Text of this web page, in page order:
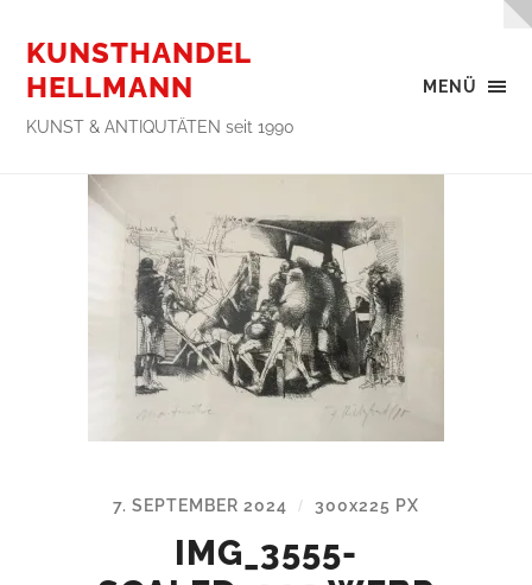
MENÜ
KUNSTHANDEL
HELLMANN
KUNST & ANTIQUTÄTEN seit 1990
7. SEPTEMBER 2024 / 300x225 PX
IMG_3555-